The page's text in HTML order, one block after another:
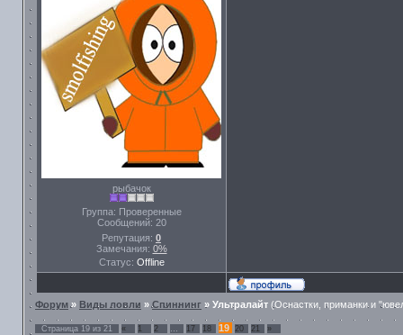
рыбачок
Группа: Проверенные
Сообщений: 20
Репутация: 0
Замечания: 0%
Статус: Offline
Форум» Виды ловли »Спиннинг » Ультралайт (Оснастки, приманки и
Страница 19 из 21 « 1 2 … 17 18 19 20 21 »